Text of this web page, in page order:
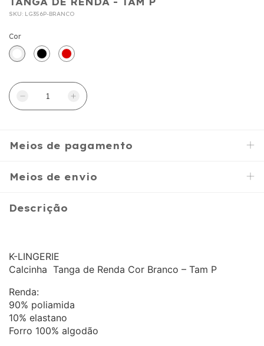
SKU: LG356P-BRANCO
Cor
Meios de pagamento
Meios de envio
Descrição
K-LINGERIE
Calcinha Tanga de Renda Cor Branco – Tam P
Renda:
90% poliamida
10% elastano
Forro 100% algodão